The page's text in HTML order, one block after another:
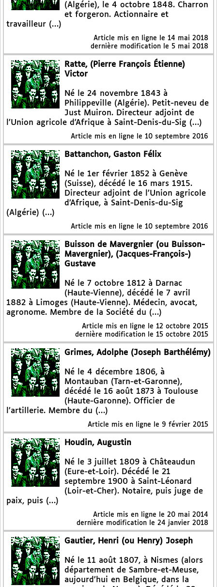
(Algérie), le 4 octobre 1848. Charron
et forgeron. Actionnaire et
travailleur (…)
Article mis en ligne le 14 mai 2018
dernière modification le 5 mai 2018
Ratte, (Pierre François Étienne)
Victor
Né le 24 novembre 1843 à
Philippeville (Algérie). Petit-neveu de
Just Muiron. Directeur adjoint de
l’Union agricole d’Afrique à Saint-Denis-du-Sig (…)
Article mis en ligne le 10 septembre 2016
Battanchon, Gaston Félix
Né le 1er février 1852 à Genève
(Suisse), décédé le 16 mars 1915.
Directeur adjoint de l’Union agricole
d’Afrique, à Saint-Denis-du-Sig
(Algérie) (…)
Article mis en ligne le 10 septembre 2016
Buisson de Mavergnier (ou Buisson-
Mavergnier), (Jacques-François-)
Gustave
Né le 7 octobre 1812 à Darnac
(Haute-Vienne), décédé le 7 avril
1882 à Limoges (Haute-Vienne). Médecin, avocat,
agronome. Membre de la Société du (…)
Article mis en ligne le 12 octobre 2015
dernière modification le 15 octobre 2015
Grimes, Adolphe (Joseph Barthélémy)
Né le 4 décembre 1806, à
Montauban (Tarn-et-Garonne),
décédé le 16 août 1873 à Toulouse
(Haute-Garonne). Officier de
l’artillerie. Membre du (…)
Article mis en ligne le 9 février 2015
Houdin, Augustin
Né le 3 juillet 1809 à Châteaudun
(Eure-et-Loir). Décédé le 21
septembre 1900 à Saint-Léonard
(Loir-et-Cher). Notaire, puis juge de
paix, puis (…)
Article mis en ligne le 20 mai 2014
dernière modification le 24 janvier 2018
Gautier, Henri (ou Henry) Joseph
Né le 11 août 1807, à Nismes (alors
département de Sambre-et-Meuse,
aujourd’hui en Belgique, dans la